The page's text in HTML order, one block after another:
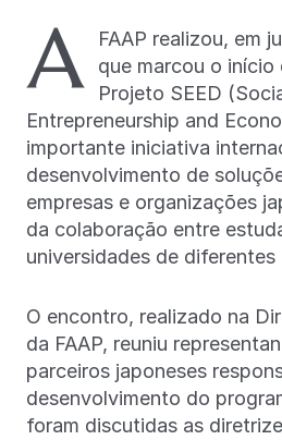
A
FAAP realizou, em
que marcou o
Projeto SEED
Entrepreneurship and
importante iniciativa
desenvolvimento de
empresas e organizações
da colaboração entre
universidades de diferentes
O encontro, realizado na
da FAAP, reuniu
parceiros japoneses
desenvolvimento do
foram discutidas as